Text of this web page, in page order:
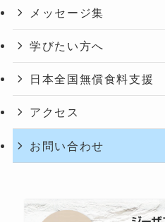
メッセージ集
学びたい方へ
日本全国無償食料支援
アクセス
お問い合わせ